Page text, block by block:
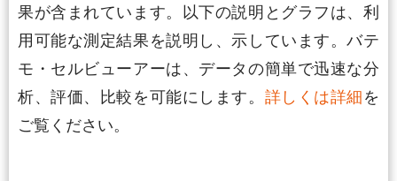
果が含まれています。以下の説明とグラフは、利
用可能な測定結果を説明し、示しています。バテ
モ・セルビューアーは、データの簡単で迅速な分
析、評価、比較を可能にします。 詳しくは詳細を
ご覧ください。